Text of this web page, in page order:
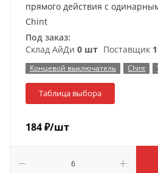
прямого действия с
Chint
Под заказ:
Склад АйДи 0 шт Поставщик
Концевой выключатель Chint
Таблица выбора
184₽/шт